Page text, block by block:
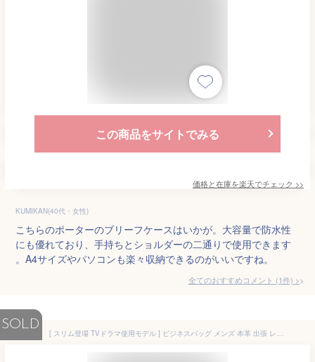
この商品をサイトでみる
価格と在庫を楽天でチェック >>
KUMIKAN(40代・女性)
こちらのポーターのブリーフケースはいかが。大容量で防水性
にも優れており、手持ちとショルダーの二通りで使用できます
。A4サイズやパソコンも楽々収納できるのがいいですね。
全てのおすすめコメント (1件) >
SOLD
[ スリム登場 TVドラマ使用モデル ] ビジネスバッグ メンズ 本革 出張 レザー 革 ブリーフケース 通勤 A4 B4 PC収納 PC ノートパソコン ビジネスバック メンズバッグ レディース ギフト プレゼント 送料無料 GOLDMEN GA001